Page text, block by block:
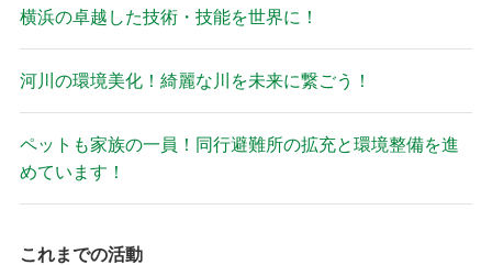
横浜の卓越した技術・技能を世界に！
河川の環境美化！綺麗な川を未来に繋ごう！
ペットも家族の一員！同行避難所の拡充と環境整備を進
めています！
これまでの活動